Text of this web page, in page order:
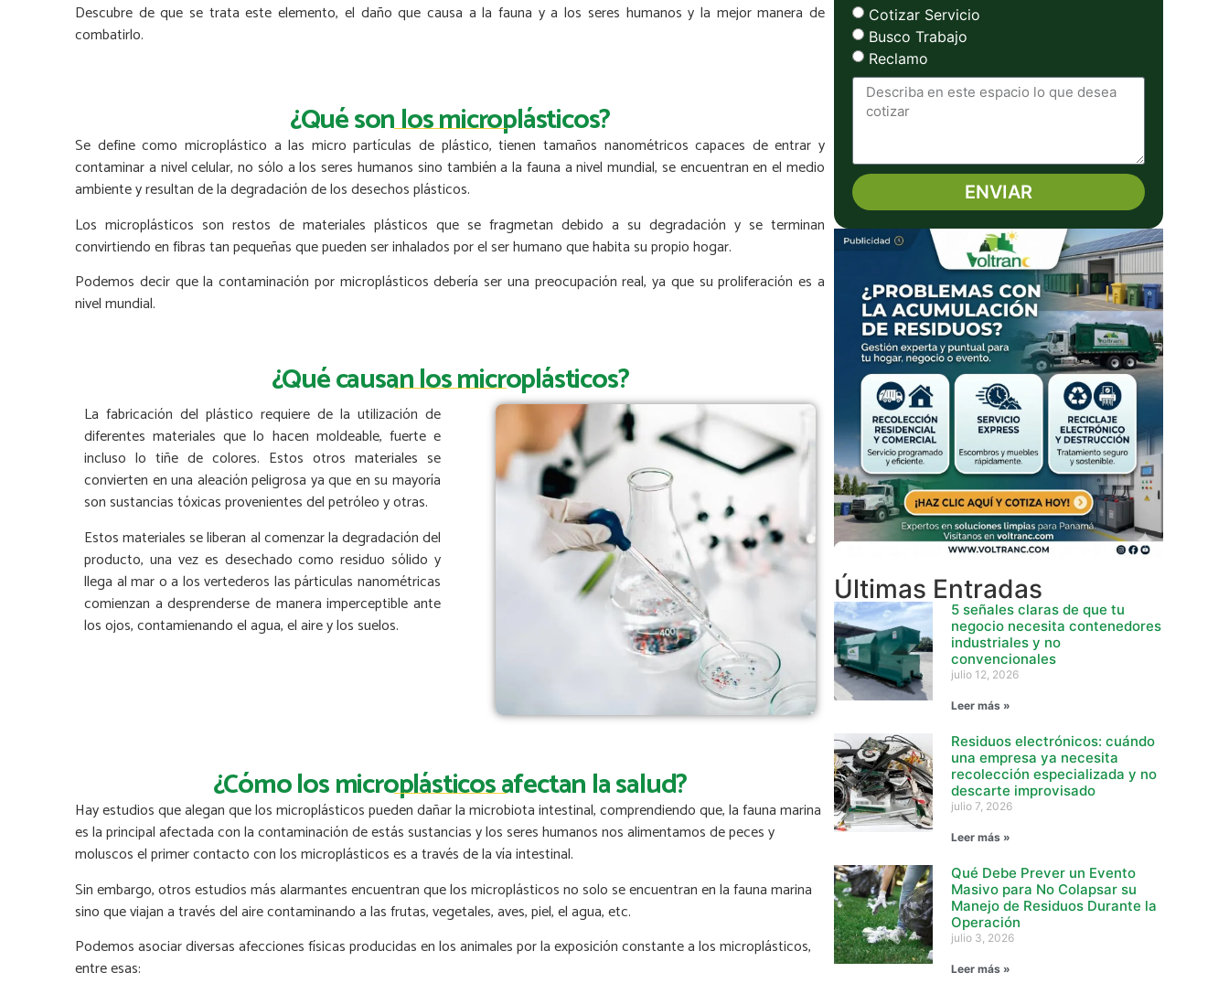
Descubre de que se trata este elemento, el daño que causa a la fauna y a los seres humanos y la mejor manera de
combatirlo.
¿Qué son los microplásticos?
Se define como microplástico a las micro partículas de plástico, tienen tamaños nanométricos capaces de entrar y
contaminar a nivel celular, no sólo a los seres humanos sino también a la fauna a nivel mundial, se encuentran en el medio
ambiente y resultan de la degradación de los desechos plásticos.
Los microplásticos son restos de materiales plásticos que se fragmetan debido a su degradación y se terminan
convirtiendo en fibras tan pequeñas que pueden ser inhalados por el ser humano que habita su propio hogar.
Podemos decir que la contaminación por microplásticos debería ser una preocupación real, ya que su proliferación es a
nivel mundial.
¿Qué causan los microplásticos?
La fabricación del plástico requiere de la utilización de
diferentes materiales que lo hacen moldeable, fuerte e
incluso lo tiñe de colores. Estos otros materiales se
convierten en una aleación peligrosa ya que en su mayoría
son sustancias tóxicas provenientes del petróleo y otras.
Estos materiales se liberan al comenzar la degradación del
producto, una vez es desechado como residuo sólido y
llega al mar o a los vertederos las párticulas nanométricas
comienzan a desprenderse de manera imperceptible ante
los ojos, contamienando el agua, el aire y los suelos.
¿Cómo los microplásticos afectan la salud?
Hay estudios que alegan que los microplásticos pueden dañar la microbiota intestinal, comprendiendo que, la fauna marina
es la principal afectada con la contaminación de estás sustancias y los seres humanos nos alimentamos de peces y
moluscos el primer contacto con los microplásticos es a través de la vía intestinal.
Sin embargo, otros estudios más alarmantes encuentran que los microplásticos no solo se encuentran en la fauna marina
sino que viajan a través del aire contaminando a las frutas, vegetales, aves, piel, el agua, etc.
Podemos asociar diversas afecciones físicas producidas en los animales por la exposición constante a los microplásticos,
entre esas:
Cotizar Servicio
Busco Trabajo
Reclamo
ENVIAR
Últimas Entradas
5 señales claras de que tu
negocio necesita contenedores
industriales y no
convencionales
julio 12, 2026
Leer más »
Residuos electrónicos: cuándo
una empresa ya necesita
recolección especializada y no
descarte improvisado
julio 7, 2026
Leer más »
Qué Debe Prever un Evento
Masivo para No Colapsar su
Manejo de Residuos Durante la
Operación
julio 3, 2026
Leer más »